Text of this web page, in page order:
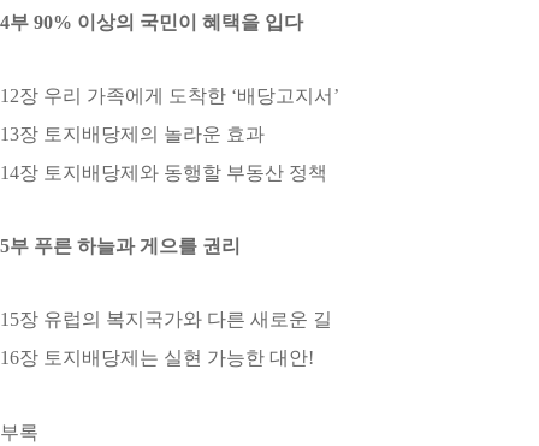
4부 90% 이상의 국민이 혜택을 입다
12장 우리 가족에게 도착한 ‘배당고지서’
13장 토지배당제의 놀라운 효과
14장 토지배당제와 동행할 부동산 정책
5부 푸른 하늘과 게으를 권리
15장 유럽의 복지국가와 다른 새로운 길
16장 토지배당제는 실현 가능한 대안!
부록